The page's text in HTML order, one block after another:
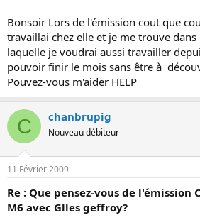
Bonsoir Lors de l'émission cout que
travaillai chez elle et je me trouve
laquelle je voudrai aussi travailler
pouvoir finir le mois sans être à
Pouvez-vous m'aider HELP
C chanbrupig
Nouveau débiteur
11 Février 2009
Re : Que pensez-vous de l'émission
M6 avec Glles geffroy?